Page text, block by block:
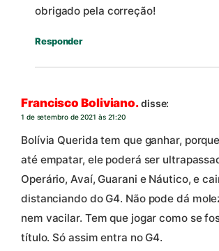
obrigado pela correção!
Responder
Francisco Boliviano.disse:
1 de setembro de 2021 às 21:20
Bolívia Querida tem que ganhar,
até empatar, ele poderá ser
Operário, Avaí, Guarani e Náutico, e
distanciando do G4. Não pode dá
nem vacilar. Tem que jogar como se
título. Só assim entra no G4.